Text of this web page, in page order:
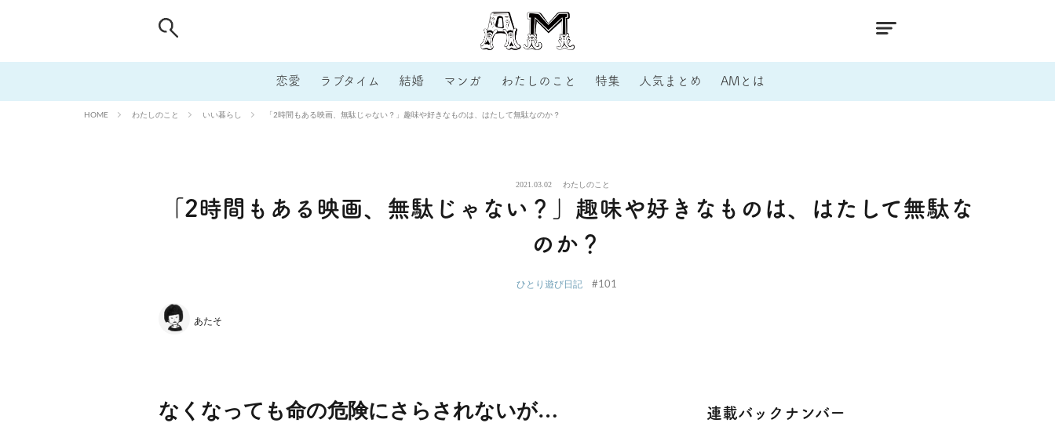
恋愛 ラブタイム 結婚 マンガ わたしのこと 特集 人気まとめ AMとは
HOME わたしのこと いい暮らし 「2時間もある映画、無駄じゃない？」趣味や好きなものは、はたして無駄なのか？
2021.03.02 わたしのこと
「2時間もある映画、無駄じゃない？」趣味や好きなものは、はたして無駄な
のか？
ひとり遊び日記 #101
あたそ
なくなっても命の危険にさらされないが… 連載バックナンバー